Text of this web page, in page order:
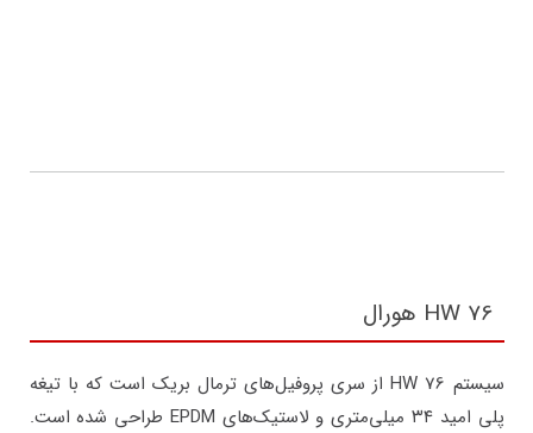
HW 76 هورال
سیستم HW 76 از سری پروفیل‌های ترمال بریک است که با تیغه
پلی امید ۳۴ میلی‌متری و لاستیک‌های EPDM طراحی شده است.